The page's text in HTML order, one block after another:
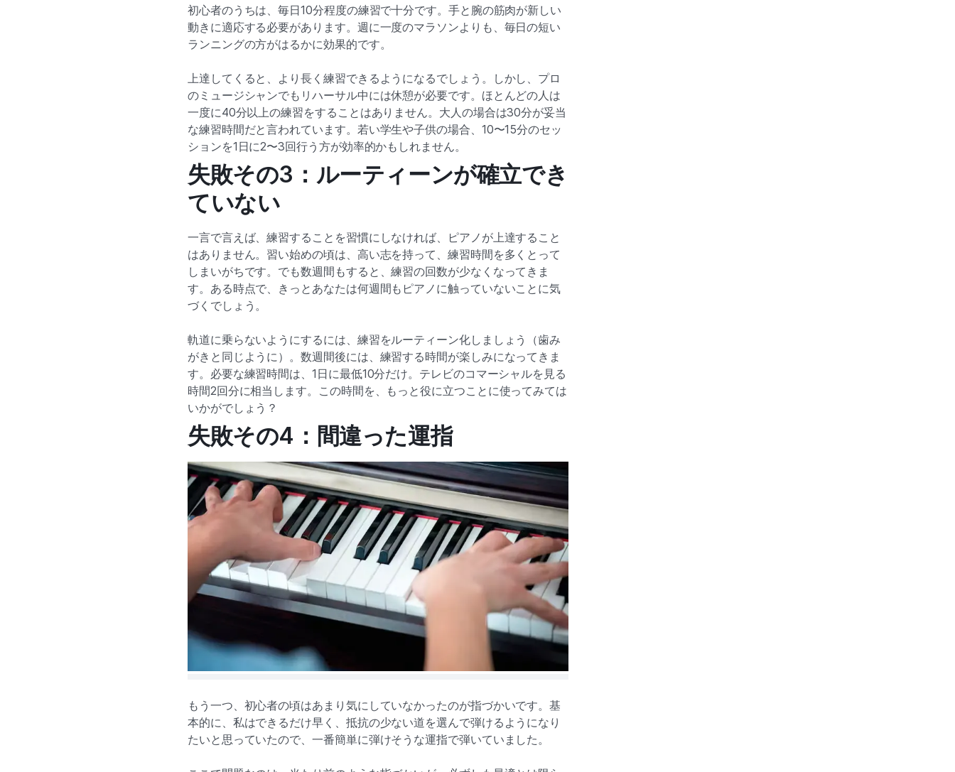
初心者のうちは、毎日10分程度の練習で十分です。手と腕の筋肉が新しい
動きに適応する必要があります。週に一度のマラソンよりも、毎日の短い
ランニングの方がはるかに効果的です。
上達してくると、より長く練習できるようになるでしょう。しかし、プロ
のミュージシャンでもリハーサル中には休憩が必要です。ほとんどの人は
一度に40分以上の練習をすることはありません。大人の場合は30分が妥当
な練習時間だと言われています。若い学生や子供の場合、10〜15分のセッ
ションを1日に2〜3回行う方が効率的かもしれません。
失敗その3：ルーティーンが確立でき
ていない
一言で言えば、練習することを習慣にしなければ、ピアノが上達すること
はありません。習い始めの頃は、高い志を持って、練習時間を多くとって
しまいがちです。でも数週間もすると、練習の回数が少なくなってきま
す。ある時点で、きっとあなたは何週間もピアノに触っていないことに気
づくでしょう。
軌道に乗らないようにするには、練習をルーティーン化しましょう（歯み
がきと同じように）。数週間後には、練習する時間が楽しみになってきま
す。必要な練習時間は、1日に最低10分だけ。テレビのコマーシャルを見る
時間2回分に相当します。この時間を、もっと役に立つことに使ってみては
いかがでしょう？
失敗その4：間違った運指
もう一つ、初心者の頃はあまり気にしていなかったのが指づかいです。基
本的に、私はできるだけ早く、抵抗の少ない道を選んで弾けるようになり
たいと思っていたので、一番簡単に弾けそうな運指で弾いていました。